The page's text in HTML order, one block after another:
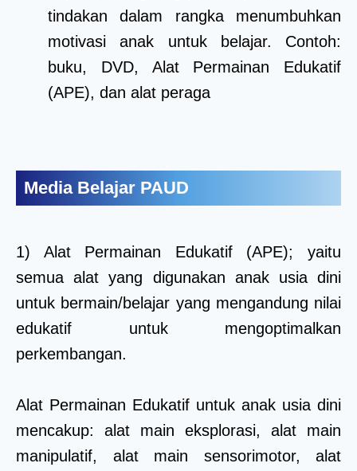
tindakan dalam rangka menumbuhkan
motivasi anak untuk belajar. Contoh:
buku, DVD, Alat Permainan Edukatif
(APE), dan alat peraga
Media Belajar PAUD
1) Alat Permainan Edukatif (APE); yaitu
semua alat yang digunakan anak usia dini
untuk bermain/belajar yang mengandung nilai
edukatif untuk mengoptimalkan
perkembangan.
Alat Permainan Edukatif untuk anak usia dini
mencakup: alat main eksplorasi, alat main
manipulatif, alat main sensorimotor, alat